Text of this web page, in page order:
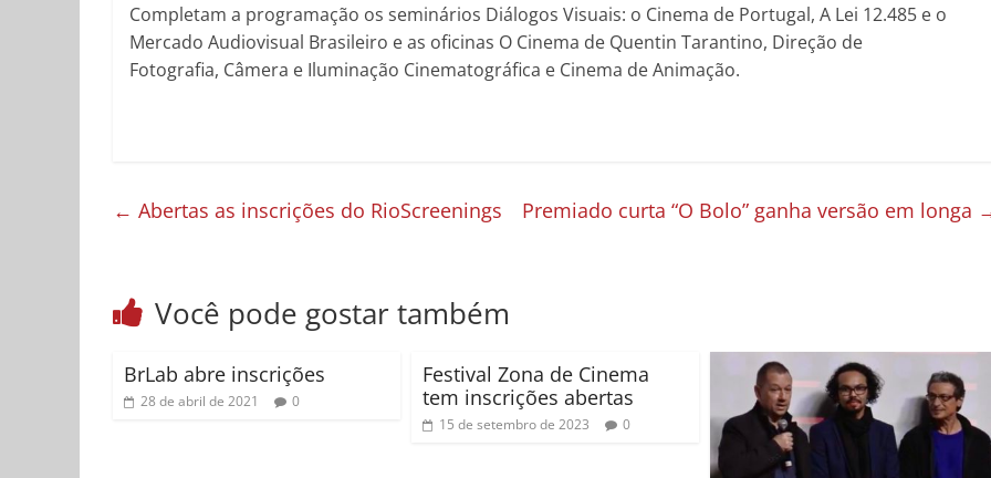
Completam a programação os seminários Diálogos Visuais: o Cinema de Portugal, A Lei 12.485 e o
Mercado Audiovisual Brasileiro e as oficinas O Cinema de Quentin Tarantino, Direção de
Fotografia, Câmera e Iluminação Cinematográfica e Cinema de Animação.
← Abertas as inscrições do RioScreenings Premiado curta “O Bolo” ganha versão em longa
Você pode gostar também
BrLab abre inscrições
28 de abril de 2021 0
Festival Zona de Cinema
tem inscrições abertas
15 de setembro de 2023 0